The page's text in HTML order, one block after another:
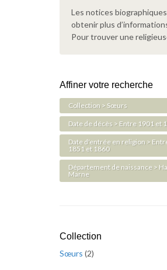
Les notices
obtenir plus
Pour trouver une
Affiner votre recherche
Collection > Sœurs
Date de décès > Entre 1901 et
Date d'entrée en religion >
1851 et 1860
Département de naissance >
Marne
Collection
Sœurs (2)